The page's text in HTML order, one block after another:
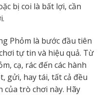
bị coi là bất lợi, cần
Phỏm là bước đầu tiên
tự tin và hiệu quả. Từ
cạ, rác đến các hành
gửi, hay tái, tất cả đều
trò chơi này. Hãy